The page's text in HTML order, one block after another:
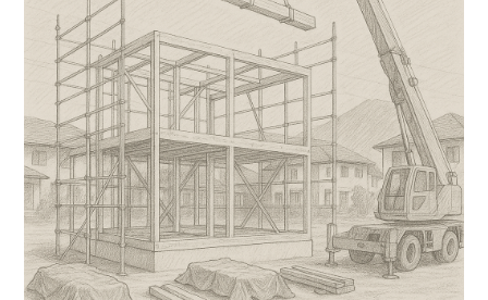
ライフスタイル
クオリティ
お知らせ
ブログ
会社概要
スタッフ紹介